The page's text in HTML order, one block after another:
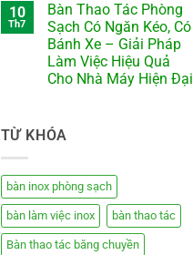
10
Th7
Bàn Thao Tác Phòng
Sạch Có Ngăn Kéo, Có
Bánh Xe – Giải Pháp
Làm Việc Hiệu Quả
Cho Nhà Máy Hiện Đại
TỪ KHÓA
bàn inox phòng sạch
bàn làm việc inox bàn thao tác
Bàn thao tác băng chuyền